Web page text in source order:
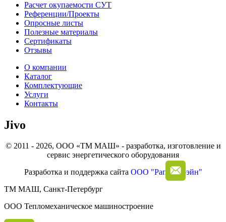
Расчет окупаемости СУТ
Референции/Проекты
Опросные листы
Полезные материалы
Сертификаты
Отзывы
О компании
Каталог
Комплектующие
Услуги
Контакты
Jivo
© 2011 - 2026, ООО «ТМ МАШ» - разработка, изготовление и
сервис энергетического оборудования
Разработка и поддержка сайта ООО "Рапид Брэйн"
ТМ МАШ, Санкт-Петербург
ООО Тепломеханическое машиностроение